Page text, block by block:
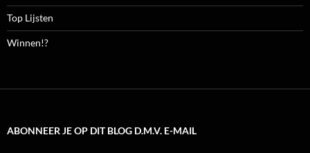
Top Lijsten
Winnen!?
ABONNEER JE OP DIT BLOG D.M.V. E-MAIL